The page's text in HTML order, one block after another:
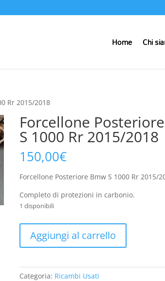
Home Chi
Rr 2015/2018
Forcellone
S 1000 Rr 2015/2018
150,00€
Forcellone Posteriore Bmw S 1000 Rr 2015/
Completo di protezioni in carbonio.
1 disponibili
Posteriore
Bmw
1000
Aggiungi al carrello
Categoria: Ricambi Usati